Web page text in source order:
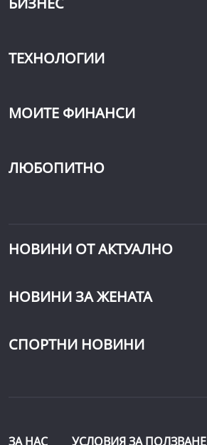
ТЕХНОЛОГИИ
МОИТЕ ФИНАНСИ
ЛЮБОПИТНО
НОВИНИ ОТ АКТУАЛНО
НОВИНИ ЗА ЖЕНАТА
СПОРТНИ НОВИНИ
ЗА НАС УСЛОВИЯ ЗА ПОЛЗВАНЕ